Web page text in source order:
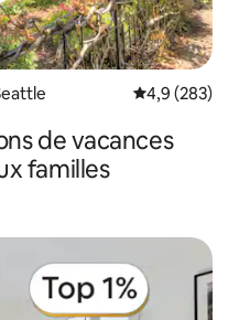
Évaluation
4,9 (283)
de vacances
familles
appréciés